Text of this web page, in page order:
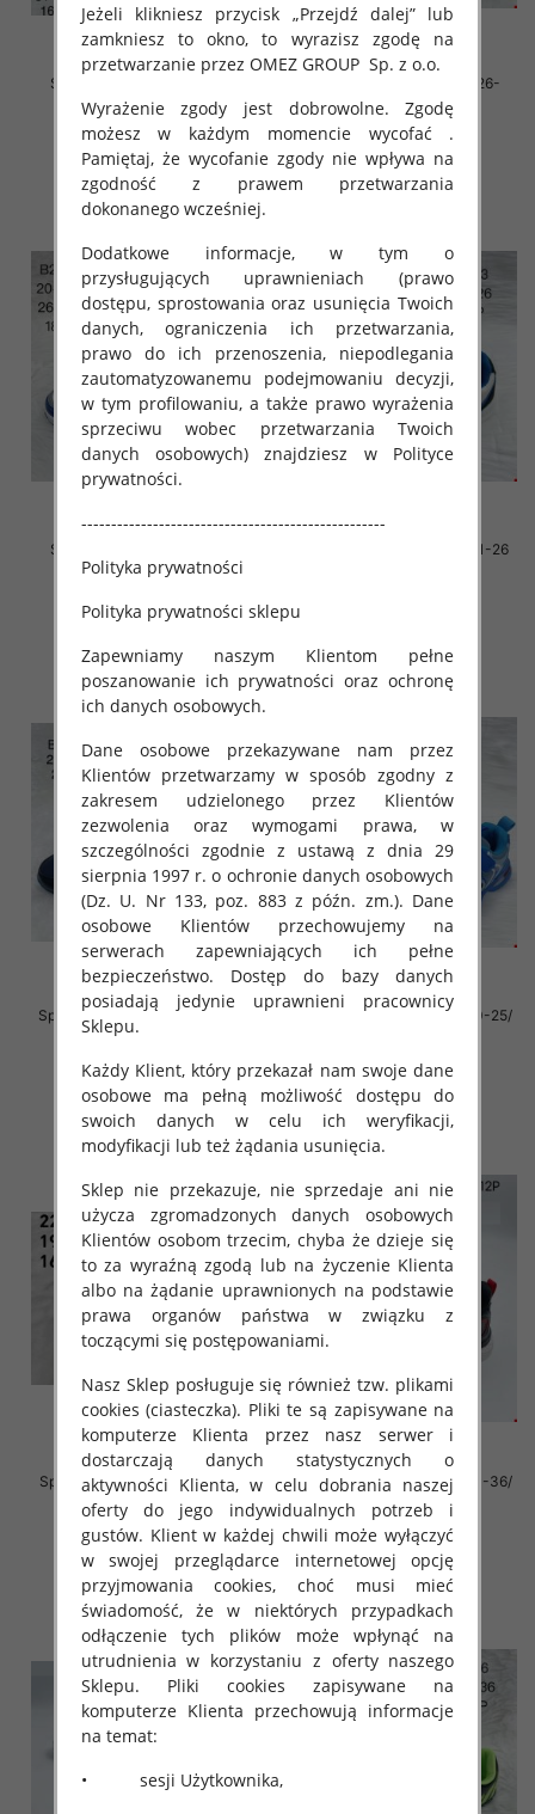
Sportowe Chłopięca Roz 26-
31/16 par
36.00 zł
szczegóły
Sportowe Chłopięca Roz 26-
31/16 par
34.00 zł
szczegóły
Sportowe Chłopięca Roz 26-
31/18 par
34.00 zł
Sportowe Chłopięca Roz 21-26
Sportowe Chłopięca Roz 21-26 /
24 par
32.00 zł
szczegóły
Sportowe Chłopięca Roz 20-25/
32.00 zł
szczegóły
Sportowe Chłopięca Roz 19-24/
16 par
28.00 zł
szczegóły
Sportowe Chłopięca Roz 31-36/
12 par
38.00 zł
szczegóły
Jeżeli klikniesz przycisk „Przejdź dalej” lub
zamkniesz to okno, to wyrazisz zgodę na
przetwarzanie przez OMEZ GROUP Sp. z o.o.
Wyrażenie zgody jest dobrowolne. Zgodę
możesz w każdym momencie wycofać .
Pamiętaj, że wycofanie zgody nie wpływa na
zgodność z prawem przetwarzania
dokonanego wcześniej.
Dodatkowe informacje, w tym o
przysługujących uprawnieniach (prawo
dostępu, sprostowania oraz usunięcia Twoich
danych, ograniczenia ich przetwarzania,
prawo do ich przenoszenia, niepodlegania
zautomatyzowanemu podejmowaniu decyzji,
w tym profilowaniu, a także prawo wyrażenia
sprzeciwu wobec przetwarzania Twoich
danych osobowych) znajdziesz w Polityce
prywatności.
---------------------------------------------------
Polityka prywatności
Polityka prywatności sklepu
Zapewniamy naszym Klientom pełne
poszanowanie ich prywatności oraz ochronę
ich danych osobowych.
Dane osobowe przekazywane nam przez
Klientów przetwarzamy w sposób zgodny z
zakresem udzielonego przez Klientów
zezwolenia oraz wymogami prawa, w
szczególności zgodnie z ustawą z dnia 29
sierpnia 1997 r. o ochronie danych osobowych
(Dz. U. Nr 133, poz. 883 z późn. zm.). Dane
osobowe Klientów przechowujemy na
serwerach zapewniających ich pełne
bezpieczeństwo. Dostęp do bazy danych
posiadają jedynie uprawnieni pracownicy
Sklepu.
Każdy Klient, który przekazał nam swoje dane
osobowe ma pełną możliwość dostępu do
swoich danych w celu ich weryfikacji,
modyfikacji lub też żądania usunięcia.
Sklep nie przekazuje, nie sprzedaje ani nie
użycza zgromadzonych danych osobowych
Klientów osobom trzecim, chyba że dzieje się
to za wyraźną zgodą lub na życzenie Klienta
albo na żądanie uprawnionych na podstawie
prawa organów państwa w związku z
toczącymi się postępowaniami.
Nasz Sklep posługuje się również tzw. plikami
cookies (ciasteczka). Pliki te są zapisywane na
komputerze Klienta przez nasz serwer i
dostarczają danych statystycznych o
aktywności Klienta, w celu dobrania naszej
oferty do jego indywidualnych potrzeb i
gustów. Klient w każdej chwili może wyłączyć
w swojej przeglądarce internetowej opcję
przyjmowania cookies, choć musi mieć
świadomość, że w niektórych przypadkach
odłączenie tych plików może wpłynąć na
utrudnienia w korzystaniu z oferty naszego
Sklepu. Pliki cookies zapisywane na
komputerze Klienta przechowują informacje
na temat:
• sesji Użytkownika,